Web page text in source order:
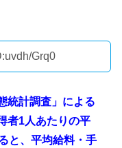
Grq0
統計調査」による
者1人あたりの平
と、平均給料・手